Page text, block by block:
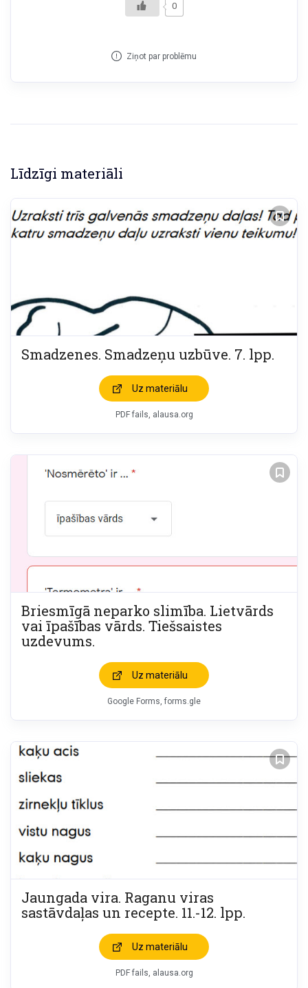
0
Ziņot par problēmu
Līdzīgi materiāli
Smadzenes. Smadzeņu uzbūve. 7. lpp.
Uz materiālu
PDF fails, alausa.org
Briesmīgā neparko slimība. Lietvārds
vai īpašības vārds. Tiešsaistes
uzdevums.
Uz materiālu
Google Forms, forms.gle
Jaungada vira. Raganu viras
sastāvdaļas un recepte. 11.-12. lpp.
Uz materiālu
PDF fails, alausa.org